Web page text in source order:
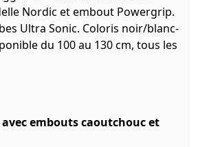
Nordic et embout Powergrip.
Ultra Sonic. Coloris noir/blanc-
du 100 au 130 cm, tous les
embouts caoutchouc et